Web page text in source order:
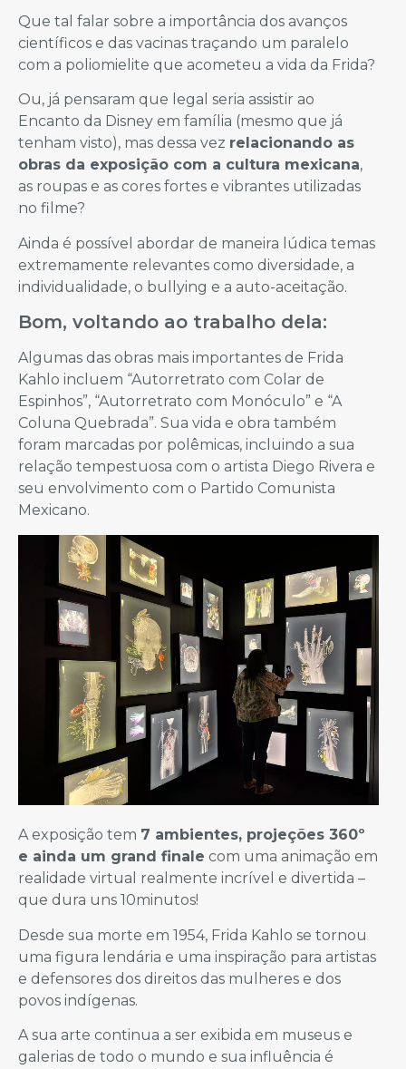
Que tal falar sobre a importância dos avanços
científicos e das vacinas traçando um paralelo
com a poliomielite que acometeu a vida da Frida?
Ou, já pensaram que legal seria assistir ao
Encanto da Disney em família (mesmo que já
tenham visto), mas dessa vez relacionando as
obras da exposição com a cultura mexicana,
as roupas e as cores fortes e vibrantes utilizadas
no filme?
Ainda é possível abordar de maneira lúdica temas
extremamente relevantes como diversidade, a
individualidade, o bullying e a auto-aceitação.
Bom, voltando ao trabalho dela:
Algumas das obras mais importantes de Frida
Kahlo incluem “Autorretrato com Colar de
Espinhos”, “Autorretrato com Monóculo” e “A
Coluna Quebrada”. Sua vida e obra também
foram marcadas por polêmicas, incluindo a sua
relação tempestuosa com o artista Diego Rivera e
seu envolvimento com o Partido Comunista
Mexicano.
A exposição tem 7 ambientes, projeções 360º
e ainda um grand finale com uma animação em
realidade virtual realmente incrível e divertida –
que dura uns 10minutos!
Desde sua morte em 1954, Frida Kahlo se tornou
uma figura lendária e uma inspiração para artistas
e defensores dos direitos das mulheres e dos
povos indígenas.
A sua arte continua a ser exibida em museus e
galerias de todo o mundo e sua influência é